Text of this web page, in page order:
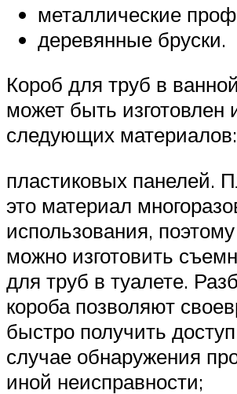
металлические
деревянные бруски.
Короб для труб в
может быть изготовлен
следующих материалов:
пластиковых панелей.
это материал
использования,
можно изготовить
для труб в туалете.
короба позволяют
быстро получить
случае обнаружения
иной неисправности;